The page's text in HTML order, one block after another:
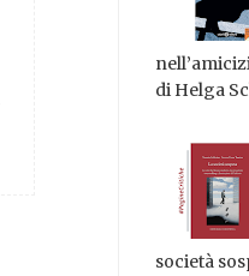
di Helga
società